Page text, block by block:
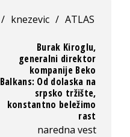
/ knezevic / ATLAS
Burak Kiroglu,
generalni direktor
kompanije Beko
Balkans: Od dolaska na
srpsko tržište,
konstantno beležimo
rast
naredna vest